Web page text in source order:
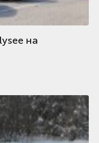
на